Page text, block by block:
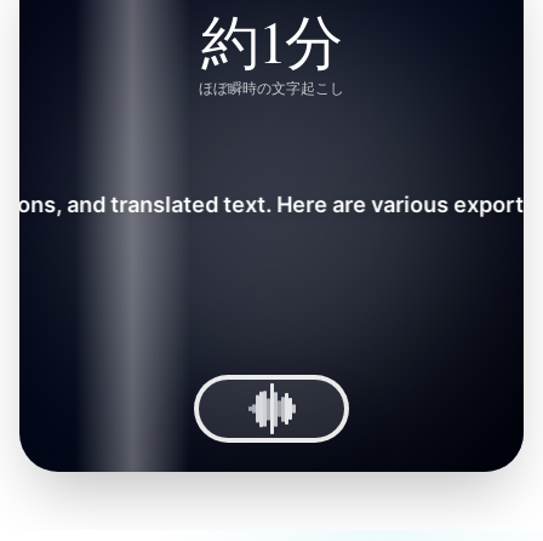
captions, and translated text. Here are
約1分
ほぼ瞬時の文字起こし